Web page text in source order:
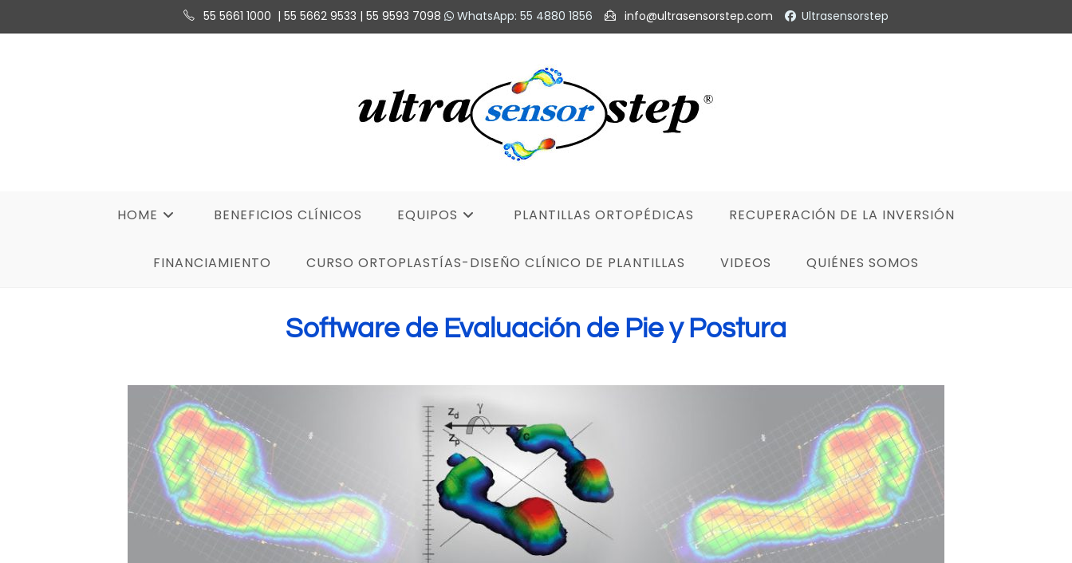
55 5661 1000 | 55 5662 9533 | 55 9593 7098 WhatsApp: 55 4880 1856 info@ultrasensorstep.com Ultrasensorstep
HOME BENEFICIOS CLÍNICOS EQUIPOS PLANTILLAS ORTOPÉDICAS RECUPERACIÓN DE LA INVERSIÓN
FINANCIAMIENTO CURSO ORTOPLASTÍAS-DISEÑO CLÍNICO DE PLANTILLAS VIDEOS QUIÉNES SOMOS
Software de Evaluación de Pie y Postura